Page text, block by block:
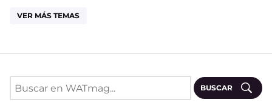
VER MÁS TEMAS
BUSCAR